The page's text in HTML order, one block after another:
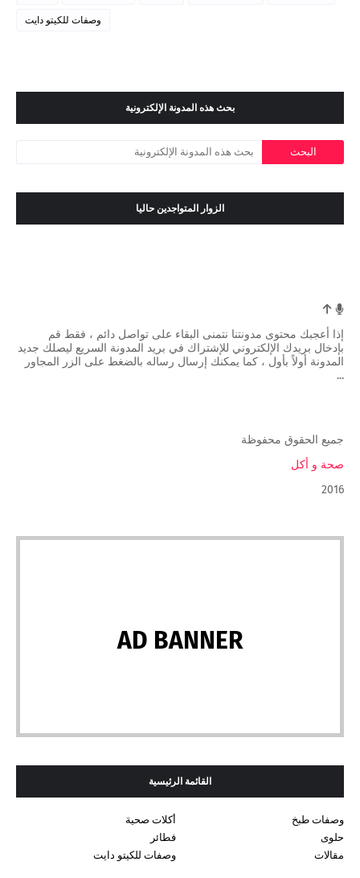
وصفات للكيتو دايت
بحث هذه المدونة الإلكترونية
الزوار المتواجدين حاليا
إذا أعجبك محتوى مدونتنا نتمنى البقاء على تواصل دائم ، فقط قم
بإدخال بريدك الإلكتروني للإشتراك في بريد المدونة السريع ليصلك جديد
المدونة أولاً بأول ، كما يمكنك إرسال رساله بالضغط على الزر المجاور
...
جميع الحقوق محفوظة
صحة و أكل
2016
AD BANNER
القائمة الرئيسية
أكلات صحية
وصفات طبخ
فطائر
حلوى
وصفات للكيتو دايت
مقالات